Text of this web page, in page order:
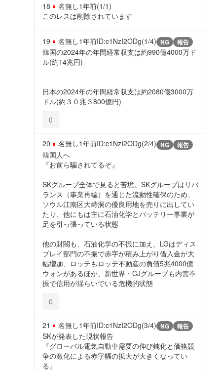
18 名無し1年前(1/1)
このレスは削除されています
19 名無し1年前ID:c1NzI2ODg(1/4) NG 報告
韓国の2024年の年間経常収支は約990億4000万ド
ル(約14兆円)
日本の2024年の年間経常収支は約2080億3000万
ドル(約３０兆３800億円)
0
20 名無し1年前ID:c1NzI2ODg(2/4) NG 報告
韓国人へ
『お前ら騙されてるぞ』
SKグループ全体で見ると苦境。SKグループはリバ
ランス（事業再編）を通じた流動性確保のため、
ソウル江南区大峙洞の優良用地を売りに出してい
たり、他にもは主に石油化学とバッテリー事業が
足を引っ張っている状態
他の財閥も、石油化学の不振に加え、LGはディス
プレイ部門の不振で赤字が積み上がり借入金が大
幅増加、ロッテもロッテ不動産の負債5兆4000億
ウォンがあるほか、新世界・CJグループも内需不
振で信用が揺らいでいる危機的状態
0
21 名無し1年前ID:c1NzI2ODg(3/4) NG 報告
SKが発表した現状報告
『グローバル電気自動車需要の伸び鈍化と価格競
争の激化による赤字幅の拡大が大きくなってい
る』